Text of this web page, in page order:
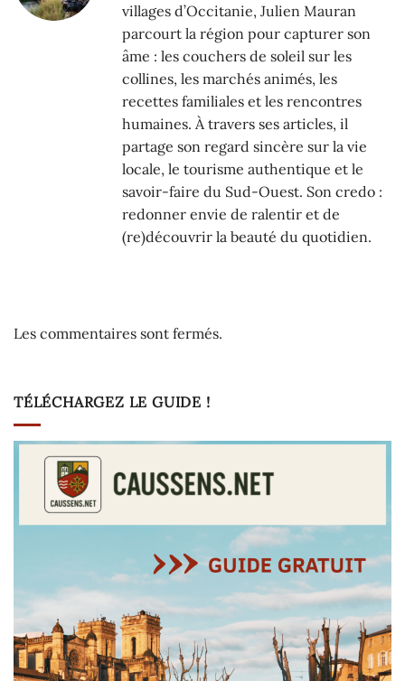
villages d’Occitanie, Julien Mauran
parcourt la région pour capturer son
âme : les couchers de soleil sur les
collines, les marchés animés, les
recettes familiales et les rencontres
humaines. À travers ses articles, il
partage son regard sincère sur la vie
locale, le tourisme authentique et le
savoir-faire du Sud-Ouest. Son credo :
redonner envie de ralentir et de
(re)découvrir la beauté du quotidien.
Les commentaires sont fermés.
TÉLÉCHARGEZ LE GUIDE !